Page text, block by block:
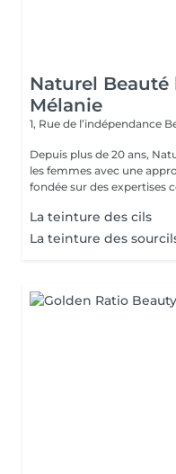
Naturel Beauté
Mélanie
1, Rue de l’indépendance
Depuis plus de 20 ans,
les femmes avec une
fondée sur des expertises
La teinture des cils
La teinture des